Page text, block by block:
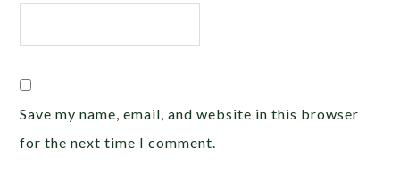
Save my name, email, and website in this browser
for the next time I comment.